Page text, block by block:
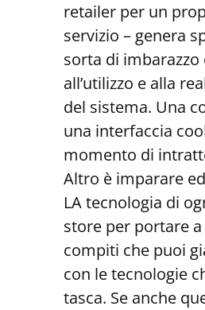
retailer per un
servizio – genera
sorta di imbarazzo
all’utilizzo e alla
del sistema. Una
una interfaccia
momento di
Altro è imparare
LA tecnologia di
store per portare
compiti che puoi
con le tecnologie
tasca. Se anche